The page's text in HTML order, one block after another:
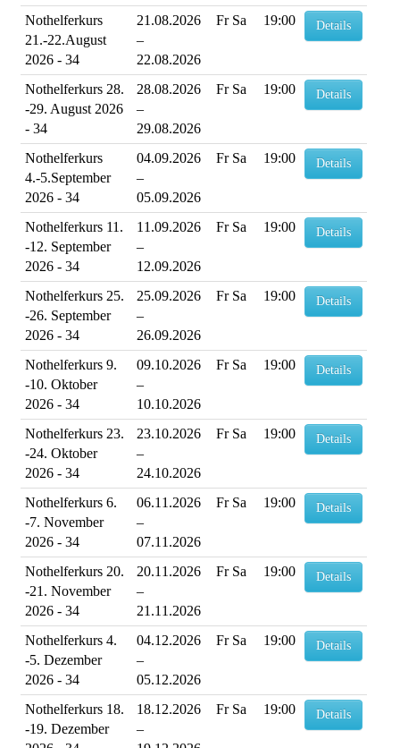
Nothelferkurs
21.-22.August
2026 - 34
21.08.2026
–
22.08.2026
Fr Sa 19:00 Details
Nothelferkurs 28.
-29. August 2026
- 34
28.08.2026
–
29.08.2026
Fr Sa 19:00 Details
Nothelferkurs
4.-5.September
2026 - 34
04.09.2026
–
05.09.2026
Fr Sa 19:00 Details
Nothelferkurs 11.
-12. September
2026 - 34
11.09.2026
–
12.09.2026
Fr Sa 19:00 Details
Nothelferkurs 25.
-26. September
2026 - 34
25.09.2026
–
26.09.2026
Fr Sa 19:00 Details
Nothelferkurs 9.
-10. Oktober
2026 - 34
09.10.2026
–
10.10.2026
Fr Sa 19:00 Details
Nothelferkurs 23.
-24. Oktober
2026 - 34
23.10.2026
–
24.10.2026
Fr Sa 19:00 Details
Nothelferkurs 6.
-7. November
2026 - 34
06.11.2026
–
07.11.2026
Fr Sa 19:00 Details
Nothelferkurs 20.
-21. November
2026 - 34
20.11.2026
–
21.11.2026
Fr Sa 19:00 Details
Nothelferkurs 4.
-5. Dezember
2026 - 34
04.12.2026
–
05.12.2026
Fr Sa 19:00 Details
Nothelferkurs 18.
-19. Dezember
18.12.2026
–
Fr Sa 19:00 Details